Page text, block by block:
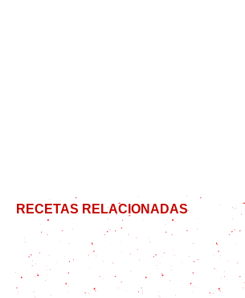
RECETAS RELACIONADAS
Ñoquis de polenta gratinados